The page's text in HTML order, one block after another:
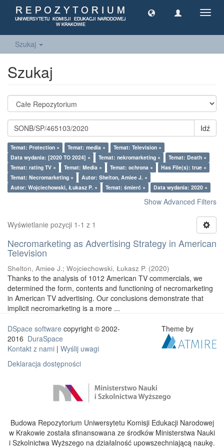
Szukaj
Szukaj
Idź
Temat: Protection × Temat: media ×
Temat: Television ×
Data wydania: [2020 TO 2024] ×
Temat: nekromarketing ×
Temat: Death ×
Temat: rating TV ×
Temat: Media × Temat: ochrona ×
Has File(s): true ×
Temat: Necromarketing ×
Autor: Shelton, Amiee J. ×
Autor: Wojciechowski, Łukasz P. ×
Temat: śmierć × Data wydania: 2020 ×
Show Advanced Filters
Wyświetlanie pozycji 1-1 z 1
Necromarketing as Advertising Strategy in American
Television
Shelton, Amiee J.; Wojciechowski, Łukasz P. (2020)
Thanks to the analysis of 1012 American TV commercials, we
determined the form, contents and functioning of necromarketing
in American TV advertising. Our conclusions demonstrate that
implicit necromarketing is a more ...
DSpace software copyright © 2002-
2016 DuraSpace
Kontakt z nami | Wyślij uwagi
Deklaracja dostępności
Theme by
Budowa Repozytorium Uniwersytetu Komisji Edukacji Narodowej
w Krakowie została sfinansowana ze środków Ministerstwa Nauki
i Szkolnictwa Wyższego na działalność upowszechniającą naukę.